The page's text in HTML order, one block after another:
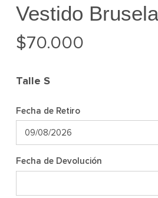
Vestido
$70.000
Talle S
Fecha de Retiro
Fecha de Devolución